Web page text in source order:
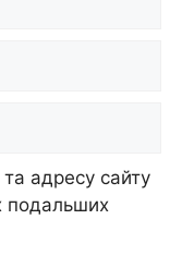
адресу сайту
подальших